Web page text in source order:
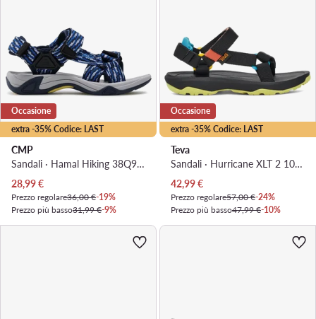
extra -35% Codice: LAST
Occasione
CMP
Sandali · Hamal Hiking 38Q9954 · Blu scuro
Prezzo attuale
28,99€
Prezzo regolare36,00 €-19%
Prezzo più basso31,99 €-9%
extra -35% Codice: LAST
Occasione
Teva
Sandali · Hurricane XLT 2 1019390C · Nero
Prezzo attuale
42,99€
Prezzo regolare57,00 €-24%
Prezzo più basso47,99 €-10%